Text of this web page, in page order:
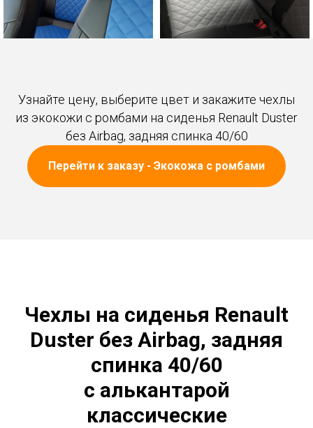
Узнайте цену, выберите цвет и закажите чехлы
из экокожи с ромбами на сиденья Renault Duster
без Airbag, задняя спинка 40/60
Перейти к заказу - Экокожа с ромбами
Чехлы на сиденья Renault
Duster без Airbag, задняя
спинка 40/60
с алькантарой
классические